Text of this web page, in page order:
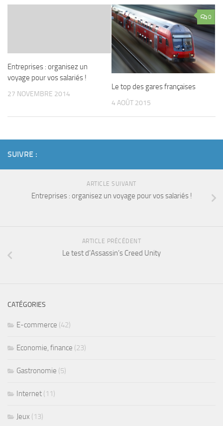
Entreprises : organisez un
voyage pour vos salariés !
27 NOVEMBRE 2014
0
Le top des gares françaises
4 AOÛT 2015
SUIVRE :
ARTICLE SUIVANT
Entreprises : organisez un voyage pour vos salariés !
ARTICLE PRÉCÉDENT
Le test d’Assassin’s Creed Unity
CATÉGORIES
E-commerce (42)
Economie, finance (23)
Gastronomie (5)
Internet (11)
Jeux (13)